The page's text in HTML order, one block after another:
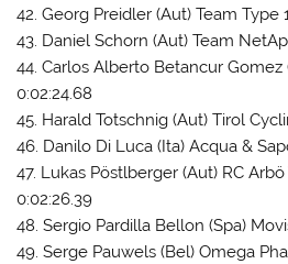
42. Georg Preidler (Aut) Team Type
43. Daniel Schorn (Aut) Team
44. Carlos Alberto Betancur Gomez
0:02:24.68
45. Harald Totschnig (Aut) Tirol
46. Danilo Di Luca (Ita) Acqua &
47. Lukas Pöstlberger (Aut) RC
0:02:26.39
48. Sergio Pardilla Bellon (Spa)
49. Serge Pauwels (Bel) Omega